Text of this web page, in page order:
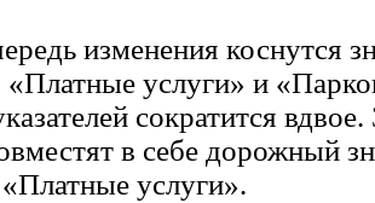
изменения коснутся
«Платные услуги» и
сократится
в себе дорожный
услуги».